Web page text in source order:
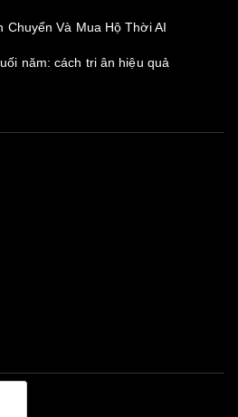
Chuyển Và Mua Hộ Thời AI
năm: cách tri ân hiệu quả